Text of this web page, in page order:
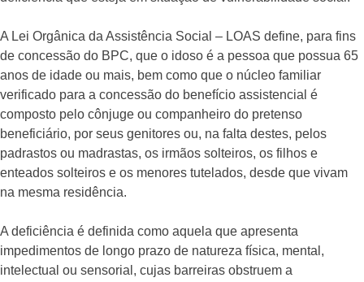
A Lei Orgânica da Assistência Social – LOAS define, para fins
de concessão do BPC, que o idoso é a pessoa que possua 65
anos de idade ou mais, bem como que o núcleo familiar
verificado para a concessão do benefício assistencial é
composto pelo cônjuge ou companheiro do pretenso
beneficiário, por seus genitores ou, na falta destes, pelos
padrastos ou madrastas, os irmãos solteiros, os filhos e
enteados solteiros e os menores tutelados, desde que vivam
na mesma residência.
A deficiência é definida como aquela que apresenta
impedimentos de longo prazo de natureza física, mental,
intelectual ou sensorial, cujas barreiras obstruem a